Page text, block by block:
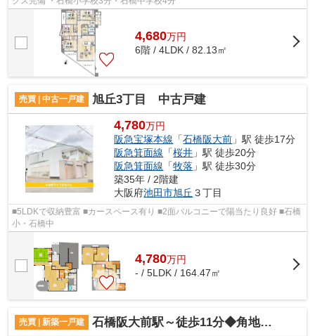
4,680万円
6階 / 4LDK / 82.13㎡
売買 | 中古一戸建 旭丘3丁目 中古戸建
4,780万円
阪急宝塚本線 「石橋阪大前 」駅 徒歩17分
阪急箕面線 「桜井 」駅 徒歩20分
阪急箕面線 「牧落 」駅 徒歩30分
築35年 / 2階建
大阪府池田市旭丘 ３丁目
■5LDKで収納豊富 ■カースペース有り ■2面バルコニーで陽当たり良好 ■石橋
小・石橋中
4,780万円
- / 5LDK / 164.47㎡
売買 | 新築一戸建 石橋阪大前駅～徒歩11分◆角地・南向き◆瀬川3丁目◆新築2階建♪